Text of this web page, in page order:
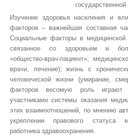
Изучение здоровья населения и
факторов – важнейшая составная
Социальные факторы в медицинской
связанное со здоровьем и
«общество-врач-пациент»;
врачи, лечение); жизнь с
человеческой жизни (умирание,
факторов весомую роль играют
участниками системы оказания
этих взаимоотношений, по мнению
укреплении правового статуса
работника здравоохранения.